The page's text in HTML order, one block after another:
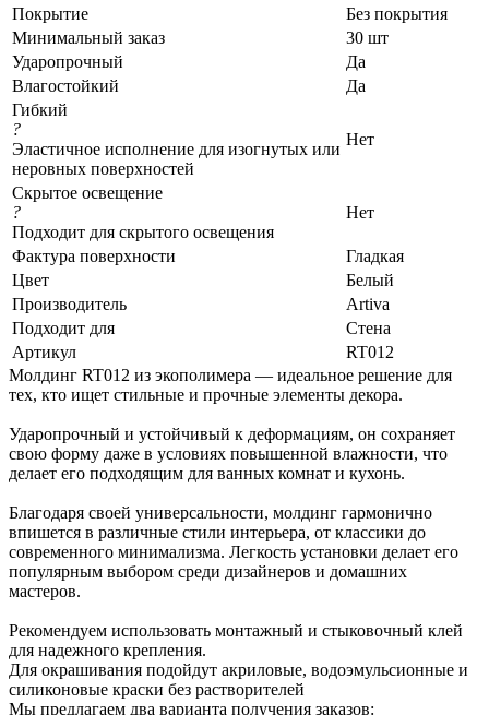
Покрытие
Без покрытия
Минимальный заказ
30 шт
Ударопрочный
Да
Влагостойкий
Да
Гибкий
?
Эластичное исполнение для изогнутых или
неровных поверхностей
Нет
Скрытое освещение
?
Подходит для скрытого освещения
Нет
Фактура поверхности
Гладкая
Цвет
Белый
Производитель
Artiva
Подходит для
Стена
Артикул
RT012
Молдинг RT012 из экополимера — идеальное решение для
тех, кто ищет стильные и прочные элементы декора.
Ударопрочный и устойчивый к деформациям, он сохраняет
свою форму даже в условиях повышенной влажности, что
делает его подходящим для ванных комнат и кухонь.
Благодаря своей универсальности, молдинг гармонично
впишется в различные стили интерьера, от классики до
современного минимализма. Легкость установки делает его
популярным выбором среди дизайнеров и домашних
мастеров.
Рекомендуем использовать монтажный и стыковочный клей
для надежного крепления.
Для окрашивания подойдут акриловые, водоэмульсионные и
силиконовые краски без растворителей
Мы предлагаем два варианта получения заказов: